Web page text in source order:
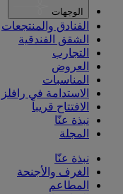
الوجهات
الفنادق والمنتجعات
الشقق الفندقية
التجارب
العروض
المناسبات
الاستدامة في رافلز
الافتتاح قريباً
نبذة عنّا
المجلة
نبذة عنّا
الغرف والأجنحة
المطاعم